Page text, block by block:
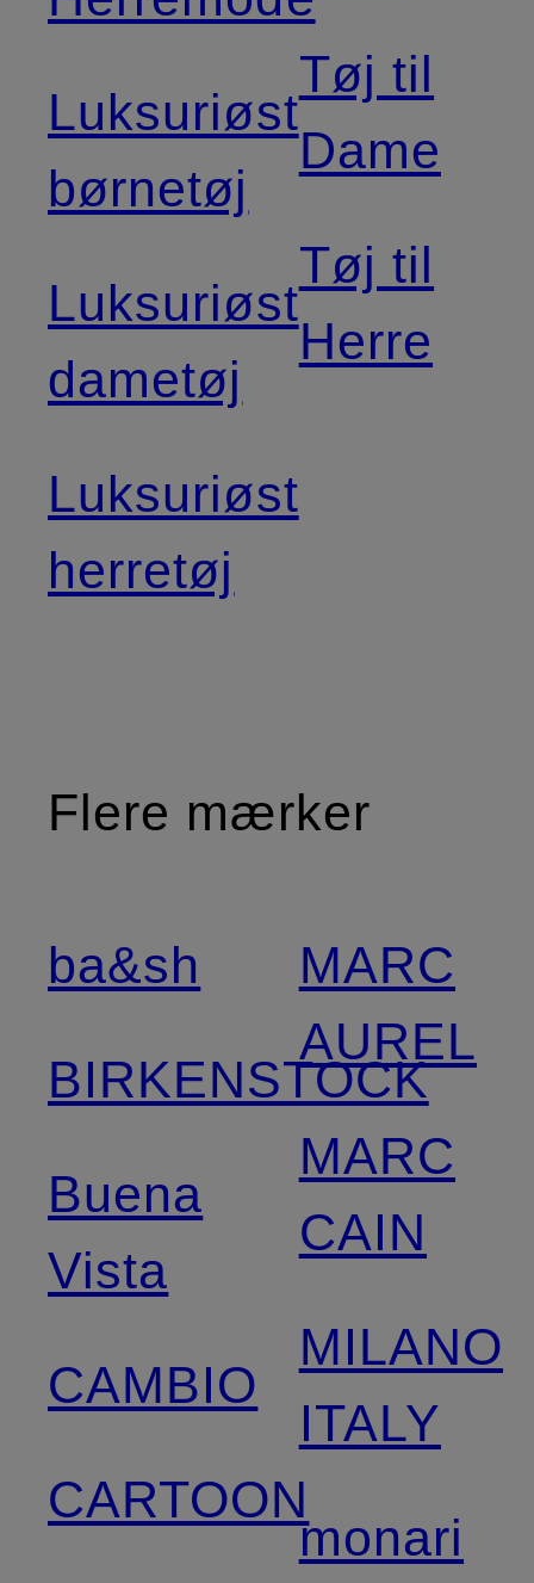
Luksuriøst
børnetøj
Luksuriøst
dametøj
Luksuriøst
herretøj
Tøj til
Dame
Tøj til
Herre
Flere mærker
ba&sh
BIRKENSTOCK
Buena
Vista
CAMBIO
CARTOON
MARC
AUREL
MARC
CAIN
MILANO
ITALY
monari